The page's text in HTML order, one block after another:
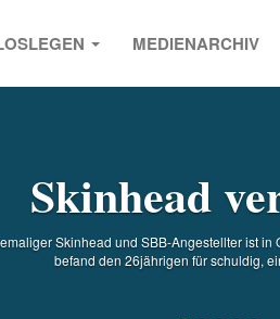
MEDIENARCHIV
Skinhead
Skinhead und SBB-Angestellter ist
befand den 26jährigen für schuldig,